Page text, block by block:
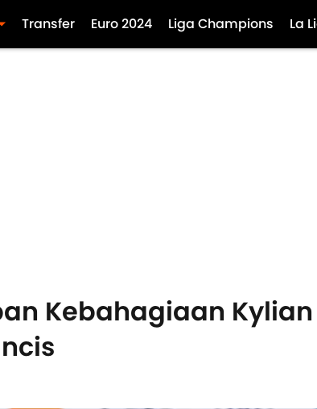
Transfer Euro 2024 Liga Champions La
Kebahagiaan